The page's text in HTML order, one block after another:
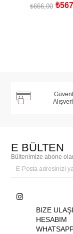
₺666,00
E BÜLTEN
Bültenimize abone
BIZE
HESABIM